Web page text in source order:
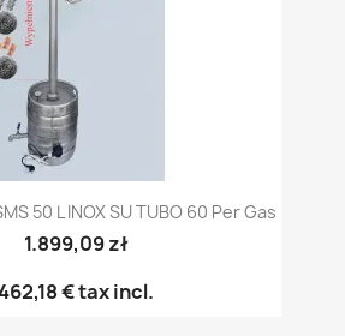
50 L INOX SU TUBO 60 Per Gas
1.899,09 zł
€tax incl.